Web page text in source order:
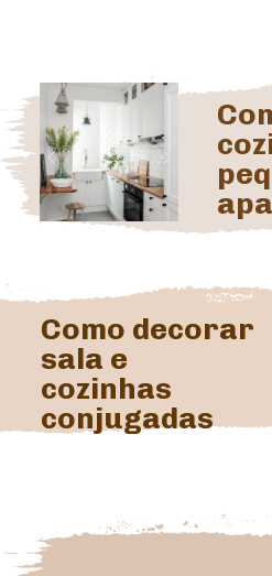
Como decorar
sala e
cozinhas
conjugadas